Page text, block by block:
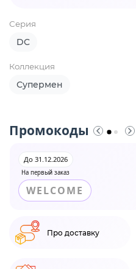
Серия
DC
Коллекция
Супермен
Промокоды
На первый заказ
До 31.12.2026
WELCOME
Про доставку